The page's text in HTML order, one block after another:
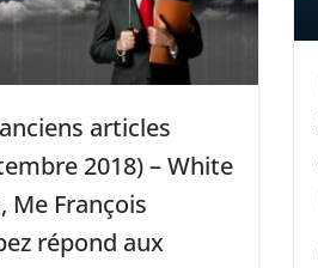
articles
2018) – White
Me François
répond aux